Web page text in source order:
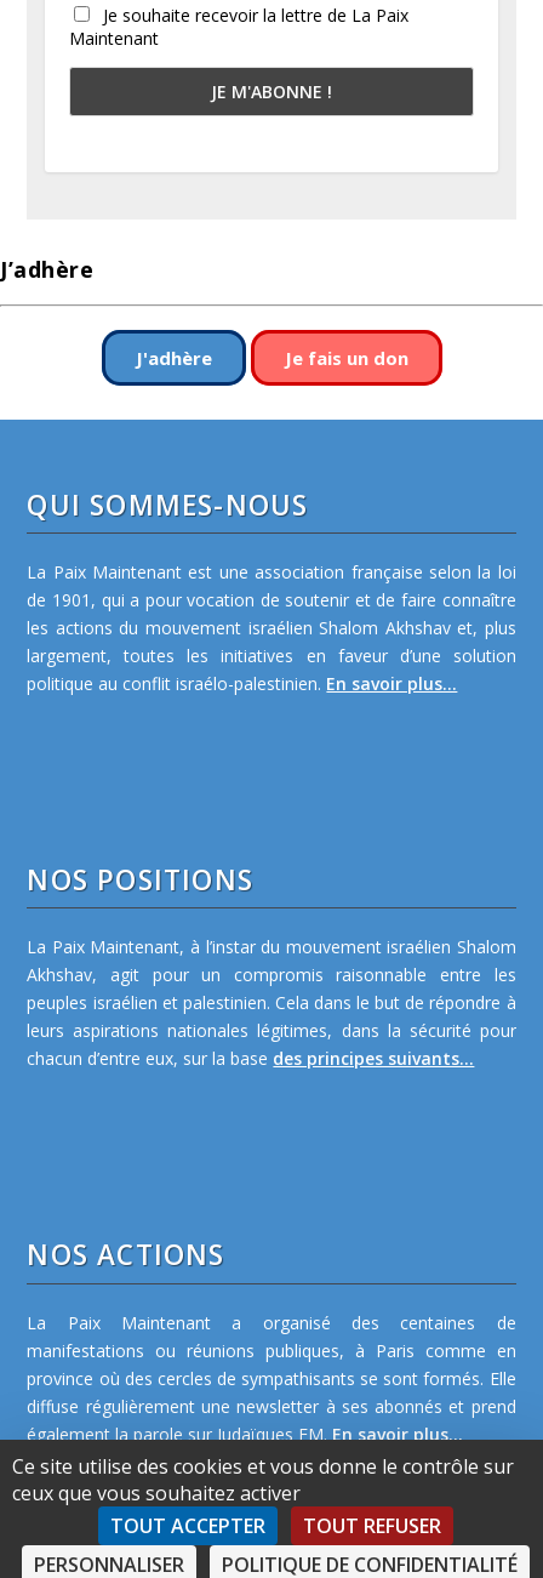
Je souhaite recevoir la lettre de La Paix
Maintenant
J’adhère
J'adhère Je fais un don
QUI SOMMES-NOUS
La Paix Maintenant est une association française selon la loi
de 1901, qui a pour vocation de soutenir et de faire connaître
les actions du mouvement israélien Shalom Akhshav et, plus
largement, toutes les initiatives en faveur d’une solution
politique au conflit israélo-palestinien. En savoir plus...
NOS POSITIONS
La Paix Maintenant, à l’instar du mouvement israélien Shalom
Akhshav, agit pour un compromis raisonnable entre les
peuples israélien et palestinien. Cela dans le but de répondre à
leurs aspirations nationales légitimes, dans la sécurité pour
chacun d’entre eux, sur la base des principes suivants...
NOS ACTIONS
La Paix Maintenant a organisé des centaines de
manifestations ou réunions publiques, à Paris comme en
province où des cercles de sympathisants se sont formés. Elle
diffuse régulièrement une newsletter à ses abonnés et prend
également la parole sur Judaïques FM. En savoir plus...
©2026 La Paix Maintenant -Plan de site
Ce site utilise des cookies et vous donne le contrôle sur
ceux que vous souhaitez activer
TOUT ACCEPTER
TOUT REFUSER
PERSONNALISER
POLITIQUE DE CONFIDENTIALITÉ